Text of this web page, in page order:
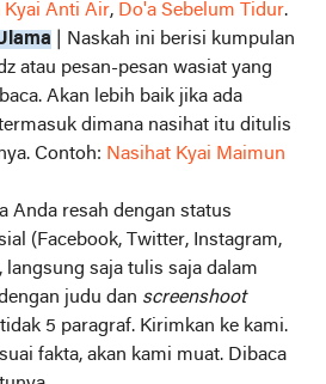
Kyai Anti Air, Do'a Sebelum Tidur.
| Naskah ini berisi kumpulan
atau pesan-pesan wasiat yang
Akan lebih baik jika ada
dimana nasihat itu ditulis
Contoh: Nasihat Kyai Maimun
Anda resah dengan status
(Facebook, Twitter, Instagram,
langsung saja tulis saja dalam
judu dan screenshoot
5 paragraf. Kirimkan ke kami.
fakta, akan kami muat. Dibaca